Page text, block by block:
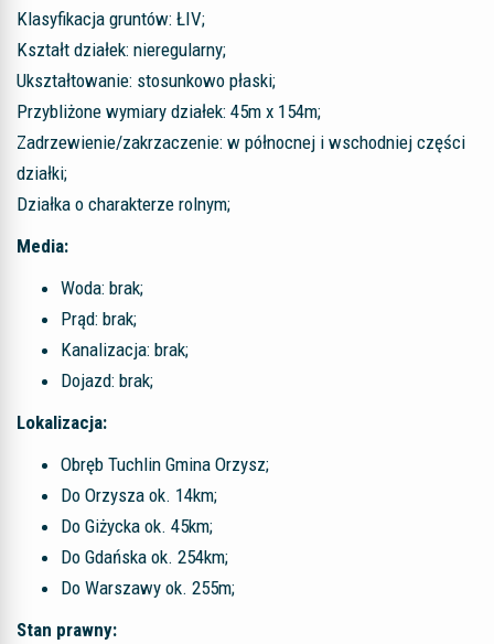
Klasyfikacja gruntów: ŁIV;
Kształt działek: nieregularny;
Ukształtowanie: stosunkowo płaski;
Przybliżone wymiary działek: 45m x 154m;
Zadrzewienie/zakrzaczenie: w północnej i wschodniej części
działki;
Działka o charakterze rolnym;
Media:
Woda: brak;
Prąd: brak;
Kanalizacja: brak;
Dojazd: brak;
Lokalizacja:
Obręb Tuchlin Gmina Orzysz;
Do Orzysza ok. 14km;
Do Giżycka ok. 45km;
Do Gdańska ok. 254km;
Do Warszawy ok. 255m;
Stan prawny: